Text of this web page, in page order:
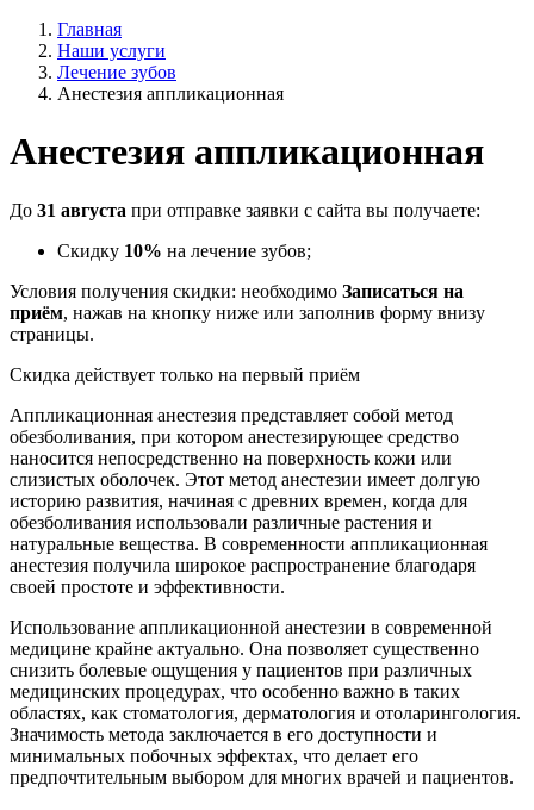
Главная
Наши услуги
Лечение зубов
Анестезия аппликационная
Анестезия аппликационная
До 31 августа при отправке заявки с сайта вы получаете:
Скидку 10% на лечение зубов;
Условия получения скидки: необходимо Записаться на
приём, нажав на кнопку ниже или заполнив форму внизу
страницы.
Скидка действует только на первый приём
Аппликационная анестезия представляет собой метод
обезболивания, при котором анестезирующее средство
наносится непосредственно на поверхность кожи или
слизистых оболочек. Этот метод анестезии имеет долгую
историю развития, начиная с древних времен, когда для
обезболивания использовали различные растения и
натуральные вещества. В современности аппликационная
анестезия получила широкое распространение благодаря
своей простоте и эффективности.
Использование аппликационной анестезии в современной
медицине крайне актуально. Она позволяет существенно
снизить болевые ощущения у пациентов при различных
медицинских процедурах, что особенно важно в таких
областях, как стоматология, дерматология и отоларингология.
Значимость метода заключается в его доступности и
минимальных побочных эффектах, что делает его
предпочтительным выбором для многих врачей и пациентов.